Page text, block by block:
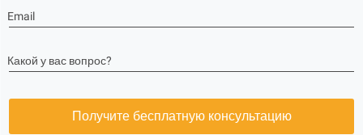
Email
Какой у вас вопрос?
Получите бесплатную консультацию